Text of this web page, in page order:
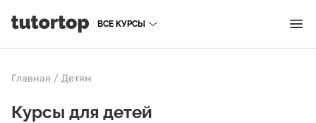
ВСЕ КУРСЫ
Главная / Детям
Курсы для детей